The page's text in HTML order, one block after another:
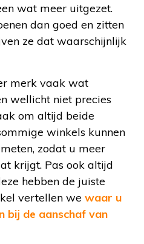
wat meer uitgezet.
dan goed en zitten
ze dat waarschijnlijk
merk vaak wat
wellicht niet precies
om altijd beide
winkels kunnen
zodat u meer
krijgt. Pas ook altijd
hebben de juiste
vertellen we waar u
bij de aanschaf van